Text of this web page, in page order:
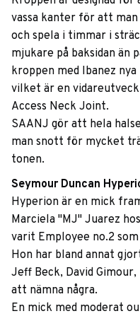
vassa kanter för att
och spela i timmar i
mjukare på baksidan än
kroppen med Ibanez
vilket är en
Access Neck Joint.
SAANJ gör att hela
man snott för mycket
tonen.
Seymour Duncan
Hyperion är en mick
Marciela "MJ" Juarez
varit Employee no.2
Hon har bland annat
Jeff Beck, David
att nämna några.
En mick med moderat